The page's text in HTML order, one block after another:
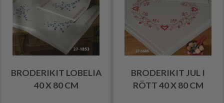
BRODERIKIT LOBELIA
40 X 80 CM
BRODERIKIT JUL I
RÖTT 40 X 80 CM